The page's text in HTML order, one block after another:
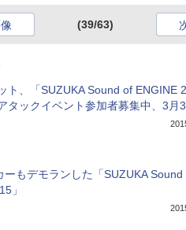
(39/63)
ト、「SUZUKA Sound of ENGINE
タックイベント参加者募集中、3月
ーもデモランした「SUZUKA Sound
」